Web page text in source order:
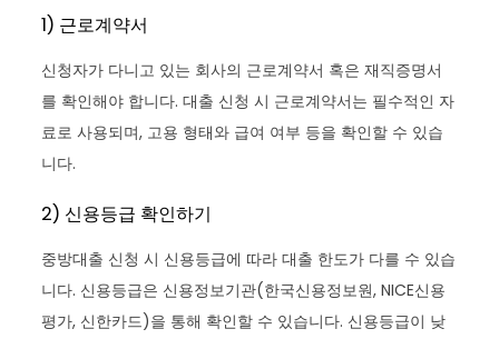
1) 근로계약서
신청자가 다니고 있는 회사의 근로계약서 혹은 재직증명서
를 확인해야 합니다. 대출 신청 시 근로계약서는 필수적인 자
료로 사용되며, 고용 형태와 급여 여부 등을 확인할 수 있습
니다.
2) 신용등급 확인하기
중방대출 신청 시 신용등급에 따라 대출 한도가 다를 수 있습
니다. 신용등급은 신용정보기관(한국신용정보원, NICE신용
평가, 신한카드)을 통해 확인할 수 있습니다. 신용등급이 낮